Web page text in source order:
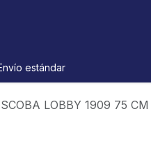
estándar
LOBBY 1909 75 CM